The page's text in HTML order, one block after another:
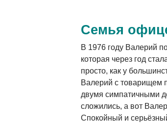
Семья
В 1976 году Валерий
которая через год
просто, как у
Валерий с товарищем
двумя симпатичными
сложились, а вот
Спокойный и